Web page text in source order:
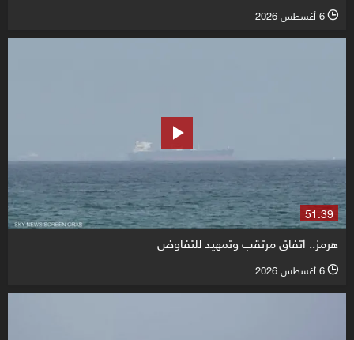
l 6 أغسطس 2026
51:39
هرمز.. اتفاق مرتقب وتمهيد للتفاوض
l 6 أغسطس 2026